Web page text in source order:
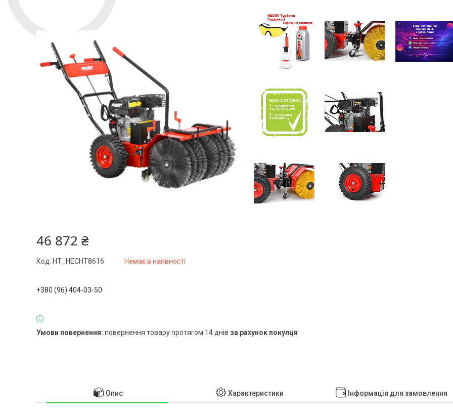
46 872 ₴
Немає в наявності
Код: HT_HECHT8616
+380 (96) 404-03-50
повернення товару протягом 14 днів за рахунок покупця
Опис Характеристики Інформація для замовлення